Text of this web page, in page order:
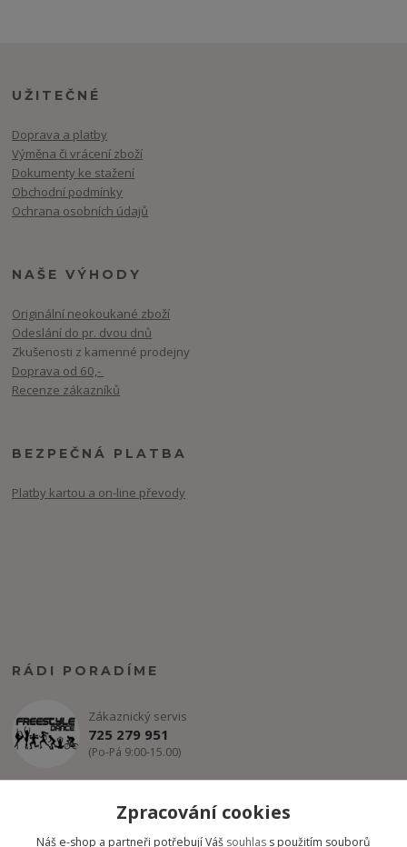
UŽITEČNÉ
Doprava a platby
Výměna či vrácení zboží
Dokumenty ke stažení
Obchodní podmínky
Ochrana osobních údajů
NAŠE VÝHODY
Originální neokoukané zboží
Odeslání do pr. dvou dnů
Zkušenosti z kamenné prodejny
Doprava od 60,-
Recenze zákazníků
BEZPEČNÁ PLATBA
Platby kartou a on-line převody
RÁDI PORADÍME
Zákaznický servis
725 279 951
(Po-Pá 9:00-15.00)
Zpracování cookies
Náš e-shop a partneři potřebují Váš souhlas s použitím souborů